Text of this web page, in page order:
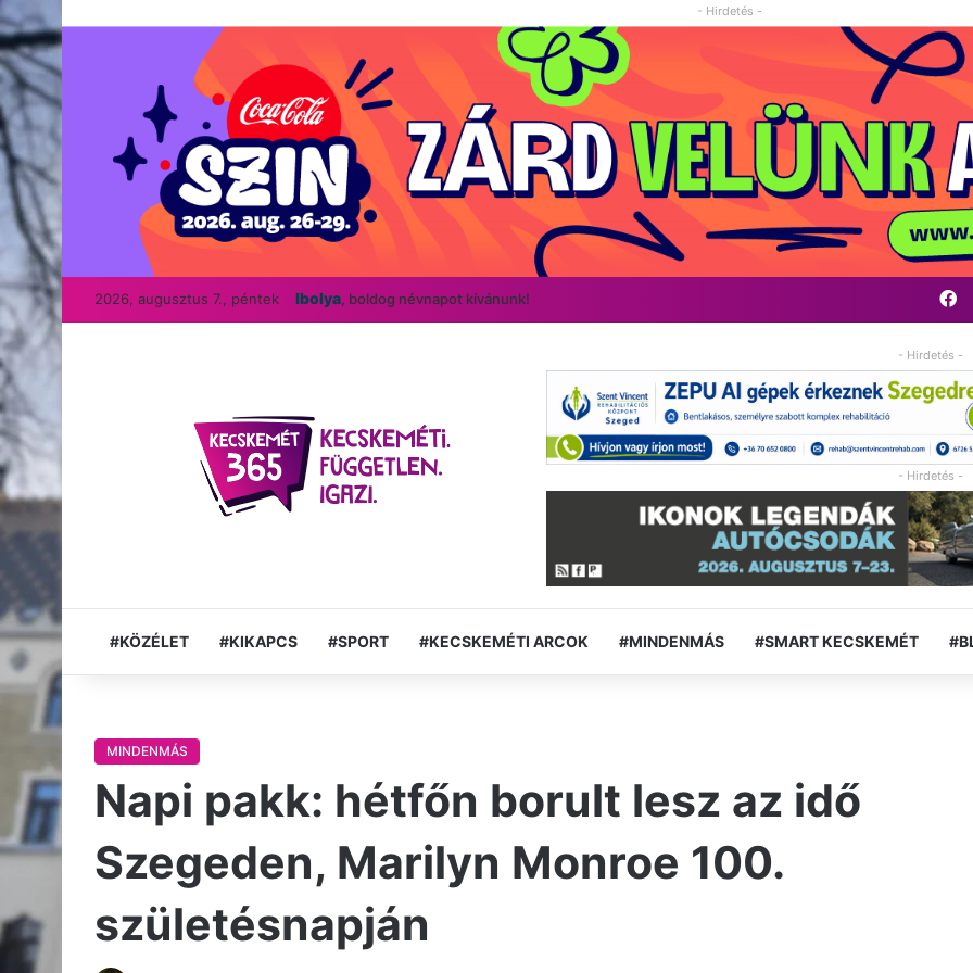
- Hirdetés -
2026, augusztus 7., péntek Ibolya, boldog névnapot kívánunk!
- Hirdetés -
- Hirdetés -
#KÖZÉLET #KIKAPCS #SPORT #KECSKEMÉTI ARCOK #MINDENMÁS #SMART KECSKEMÉT
MINDENMÁS
Napi pakk: hétfőn borult lesz az idő
Szegeden, Marilyn Monroe 100.
születésnapján